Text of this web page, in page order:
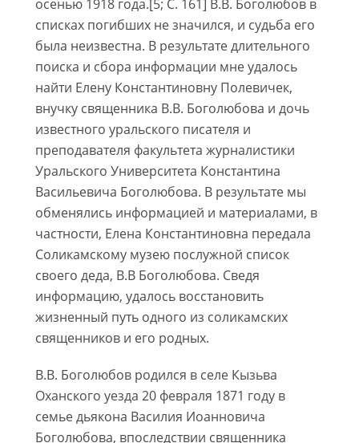
осенью 1918 года.[5; С. 161] В.В. Боголюбов в
списках погибших не значился, и судьба его
была неизвестна. В результате длительного
поиска и сбора информации мне удалось
найти Елену Константиновну Полевичек,
внучку священника В.В. Боголюбова и дочь
известного уральского писателя и
преподавателя факультета журналистики
Уральского Университета Константина
Васильевича Боголюбова. В результате мы
обменялись информацией и материалами, в
частности, Елена Константиновна передала
Соликамскому музею послужной список
своего деда, В.В Боголюбова. Сведя
информацию, удалось восстановить
жизненный путь одного из соликамских
священников и его родных.
В.В. Боголюбов родился в селе Кызьва
Оханского уезда 20 февраля 1871 году в
семье дьякона Василия Иоанновича
Боголюбова, впоследствии священника